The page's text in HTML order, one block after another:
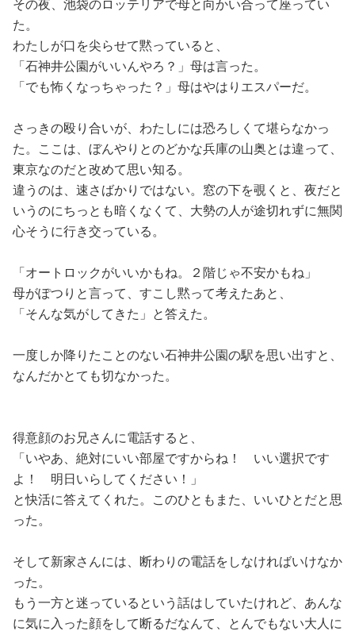
その夜、池袋のロッテリアで母と向かい合って座ってい
た。
わたしが口を尖らせて黙っていると、
「石神井公園がいいんやろ？」母は言った。
「でも怖くなっちゃった？」母はやはりエスパーだ。
さっきの殴り合いが、わたしには恐ろしくて堪らなかっ
た。ここは、ぼんやりとのどかな兵庫の山奥とは違って、
東京なのだと改めて思い知る。
違うのは、速さばかりではない。窓の下を覗くと、夜だと
いうのにちっとも暗くなくて、大勢の人が途切れずに無関
心そうに行き交っている。
「オートロックがいいかもね。２階じゃ不安かもね」
母がぽつりと言って、すこし黙って考えたあと、
「そんな気がしてきた」と答えた。
一度しか降りたことのない石神井公園の駅を思い出すと、
なんだかとても切なかった。
得意顔のお兄さんに電話すると、
「いやあ、絶対にいい部屋ですからね！ いい選択です
よ！ 明日いらしてください！」
と快活に答えてくれた。このひともまた、いいひとだと思
った。
そして新家さんには、断わりの電話をしなければいけなか
った。
もう一方と迷っているという話はしていたけれど、あんな
に気に入った顔をして断るだなんて、とんでもない大人に